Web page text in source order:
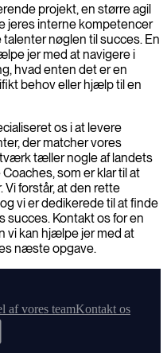
projekt, en større agil
jeres interne kompetencer
nøglen til succes. En
jer med at navigere i
hvad enten det er en
behov eller hjælp til en
os i at levere
der matcher vores
tæller nogle af landets
som er klar til at
forstår, at den rette
vi er dedikerede til at finde
succes. Kontakt os for en
vi kan hjælpe jer med at
næste opgave.
af vores teamKontakt os